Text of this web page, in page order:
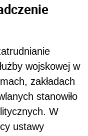
wojskowej w
zakładach
stanowiło
W
ustawy